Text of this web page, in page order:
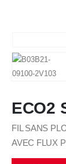
ECO2
FIL SANS
AVEC FLUX